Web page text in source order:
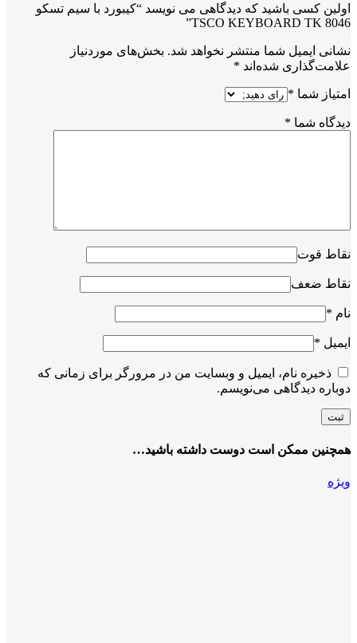
اولین کسی باشید که دیدگاهی می نویسد “کیبورد با سیم تسکو
TSCO KEYBOARD TK 8046”
نشانی ایمیل شما منتشر نخواهد شد. بخش‌های موردنیاز
علامت‌گذاری شده‌اند *
امتیاز شما *
دیدگاه شما *
نقاط قوت
نقاط ضعف
نام *
ایمیل *
ذخیره نام، ایمیل و وبسایت من در مرورگر برای زمانی که
دوباره دیدگاهی می‌نویسم.
همچنین ممکن است دوست داشته باشید…
ویژه